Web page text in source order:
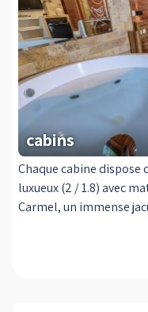
cabins
Chaque cabine
luxueux (2 / 1.8) avec
Carmel, un immense
luxe d'American
LCD 42 "TV (yES) +